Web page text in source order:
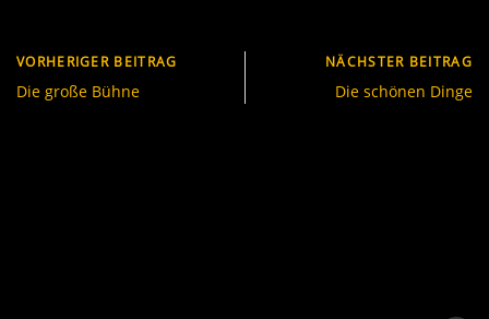
VORHERIGER BEITRAG
Die große Bühne
NÄCHSTER BEITRAG
Die schönen Dinge